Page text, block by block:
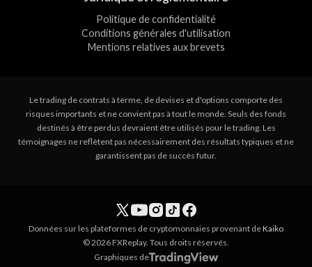
Politique de confidentialité
Conditions générales d'utilisation
Mentions relatives aux brevets
Le trading de contrats à terme, de devises et d'options comporte des
risques importants et ne convient pas à tout le monde. Seuls des fonds
destinés à être perdus devraient être utilisés pour le trading. Les
témoignages ne reflètent pas nécessairement des résultats typiques et ne
garantissent pas de succès futur.
Données sur les plateformes de cryptomonnaies provenant deKaiko
© 2026 FXReplay. Tous droits réservés.
Graphiques de